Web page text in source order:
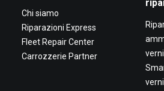
Chi siamo
Riparazioni Express
Fleet Repair Center
Carrozzerie Partner